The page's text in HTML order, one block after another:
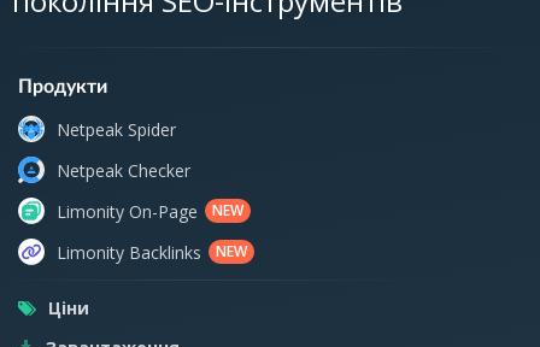
Продукти
Netpeak Spider
Netpeak Checker
Limonity On-Page
NEW
Limonity Backlinks NEW
Ціни